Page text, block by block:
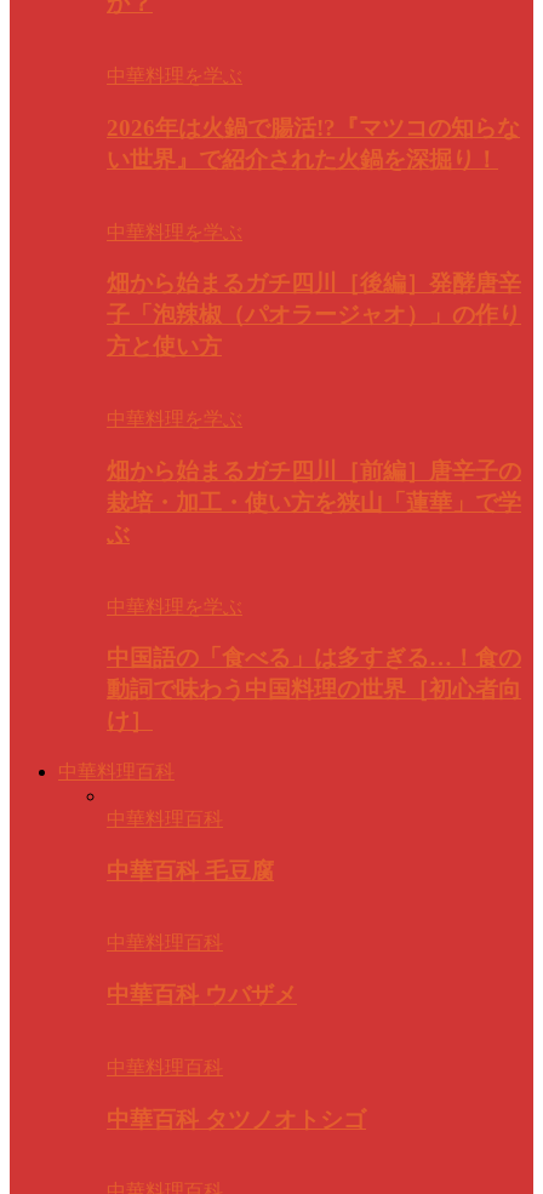
中華料理を学ぶ
2026年は火鍋で腸活!?『マツコの知らな
い世界』で紹介された火鍋を深掘り！
中華料理を学ぶ
畑から始まるガチ四川［後編］発酵唐辛
子「泡辣椒（パオラージャオ）」の作り
方と使い方
中華料理を学ぶ
畑から始まるガチ四川［前編］唐辛子の
栽培・加工・使い方を狭山「蓮華」で学
ぶ
中華料理を学ぶ
中国語の「食べる」は多すぎる…！食の
動詞で味わう中国料理の世界［初心者向
け］
中華料理百科
中華料理百科
中華百科 毛豆腐
中華料理百科
中華百科 ウバザメ
中華料理百科
中華百科 タツノオトシゴ